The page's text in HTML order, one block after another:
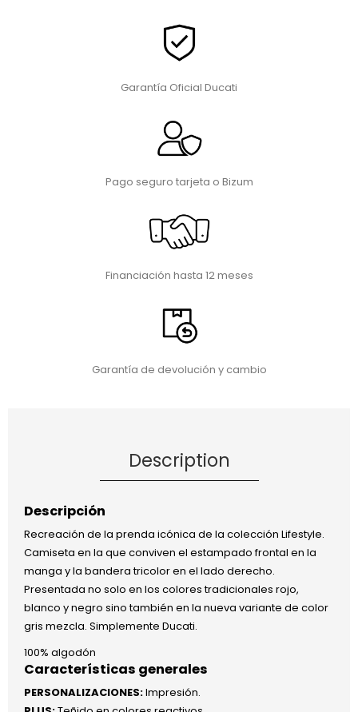
Garantía Oficial Ducati
Pago seguro tarjeta o Bizum
Financiación hasta 12 meses
Garantía de devolución y cambio
Description
Descripción
Recreación de la prenda icónica de la colección Lifestyle.
Camiseta en la que conviven el estampado frontal en la
manga y la bandera tricolor en el lado derecho.
Presentada no solo en los colores tradicionales rojo,
blanco y negro sino también en la nueva variante de color
gris mezcla. Simplemente Ducati.
100% algodón
Características generales
PERSONALIZACIONES:Impresión.